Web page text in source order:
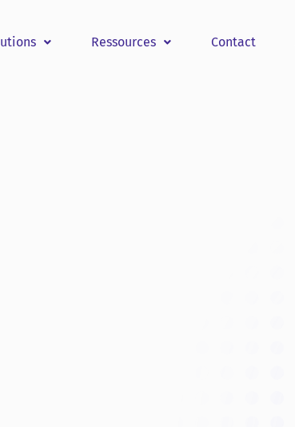
Ressources Contact